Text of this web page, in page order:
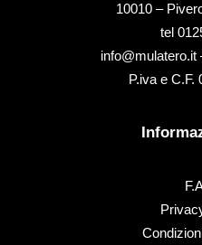
10010 –
tel
info@mulatero.it
P.iva e C.F.